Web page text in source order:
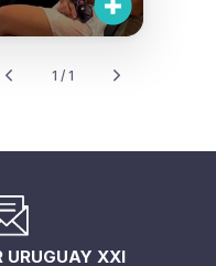
1 / 1
URUGUAY XXI